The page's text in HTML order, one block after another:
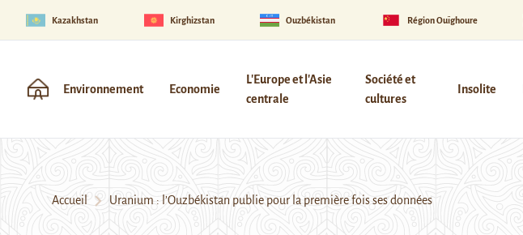
Kazakhstan Kirghizstan Ouzbékistan Région Ouïghoure
Environnement Economie
L'Europe et l'Asie
centrale
Société et
cultures
Insolite
Accueil Uranium : l’Ouzbékistan publie pour la première fois ses données